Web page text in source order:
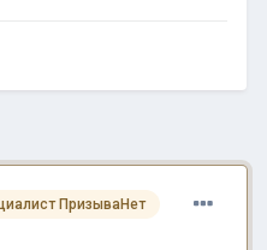
ПризываНет